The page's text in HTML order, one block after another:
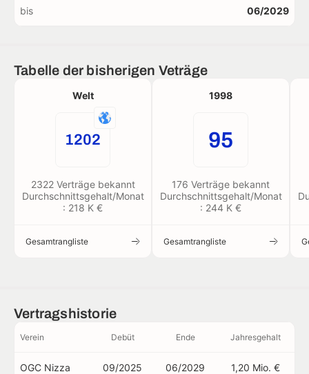
bis 06/2029
Tabelle der bisherigen Veträge
Welt
1202
2322 Verträge bekannt
Durchschnittsgehalt/Monat
: 218 K €
Gesamtrangliste
1998
95
176 Verträge bekannt
Durchschnittsgehalt/Monat
: 244 K €
Gesamtrangliste
Vertragshistorie
Verein Debüt Ende Jahresgehalt
OGC Nizza 09/2025 06/2029 1,20 Mio. €